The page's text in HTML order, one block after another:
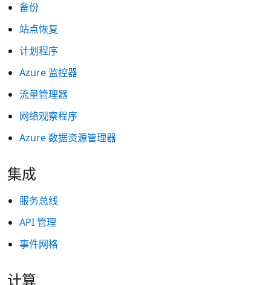
备份
站点恢复
计划程序
Azure 监控器
流量管理器
网络观察程序
Azure 数据资源管理器
集成
服务总线
API 管理
事件网格
计算